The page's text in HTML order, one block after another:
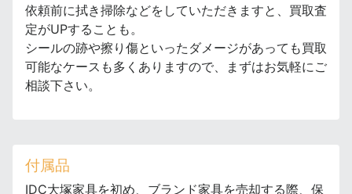
依頼前に拭き掃除などをしていただきますと、買取査
定がUPすることも。
シールの跡や擦り傷といったダメージがあっても買取
可能なケースも多くありますので、まずはお気軽にご
相談下さい。
付属品
IDC大塚家具を初め、ブランド家具を売却する際、保